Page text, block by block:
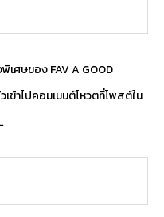
เศษของ FAV A GOOD
ข้าไปคอมเมนต์โหวตที่โพสต์ใน